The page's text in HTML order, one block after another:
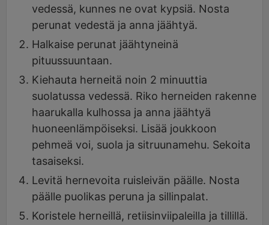
vedessä, kunnes ne ovat kypsiä. Nosta
perunat vedestä ja anna jäähtyä.
Halkaise perunat jäähtyneinä
pituussuuntaan.
Kiehauta herneitä noin 2 minuuttia
suolatussa vedessä. Riko herneiden rakenne
haarukalla kulhossa ja anna jäähtyä
huoneenlämpöiseksi. Lisää joukkoon
pehmeä voi, suola ja sitruunamehu. Sekoita
tasaiseksi.
Levitä hernevoita ruisleivän päälle. Nosta
päälle puolikas peruna ja sillinpalat.
Koristele herneillä, retiisinviipaleilla ja tillillä.